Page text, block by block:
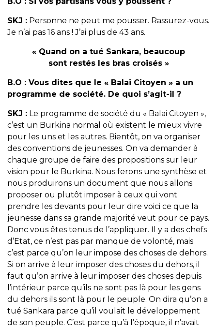
SKJ : Personne ne peut me pousser. Rassurez-vous.
Je n’ai pas 16 ans ! J’ai plus de 43 ans.
« Quand on a tué Sankara, beaucoup
sont restés les bras croisés »
B.O : Vous dites que le « Balai Citoyen » a un
programme de société. De quoi s’agit-il ?
SKJ : Le programme de société du « Balai Citoyen »,
c’est un Burkina normal où existent le mieux vivre
pour les uns et les autres. Bientôt, on va organiser
des conventions de jeunesses. On va demander à
chaque groupe de faire des propositions sur leur
vision pour le Burkina. Nous ferons une synthèse et
nous produirons un document que nous allons
proposer ou plutôt imposer à ceux qui vont
prendre les devants pour leur dire voici ce que la
jeunesse dans sa grande majorité veut pour ce pays.
Donc vous êtes tenus de l’appliquer. Il y a des chefs
d’Etat, ce n’est pas par manque de volonté, mais
c’est parce qu’on leur impose des choses de dehors.
Si on arrive à leur imposer des choses du dehors, il
faut qu’on arrive à leur imposer des choses depuis
l’intérieur parce qu’ils ne sont pas là pour les gens
du dehors ils sont là pour le peuple. On dira qu’on a
tué Sankara parce qu’il voulait le développement
de son peuple. C’est parce qu’à l’époque, il n’avait